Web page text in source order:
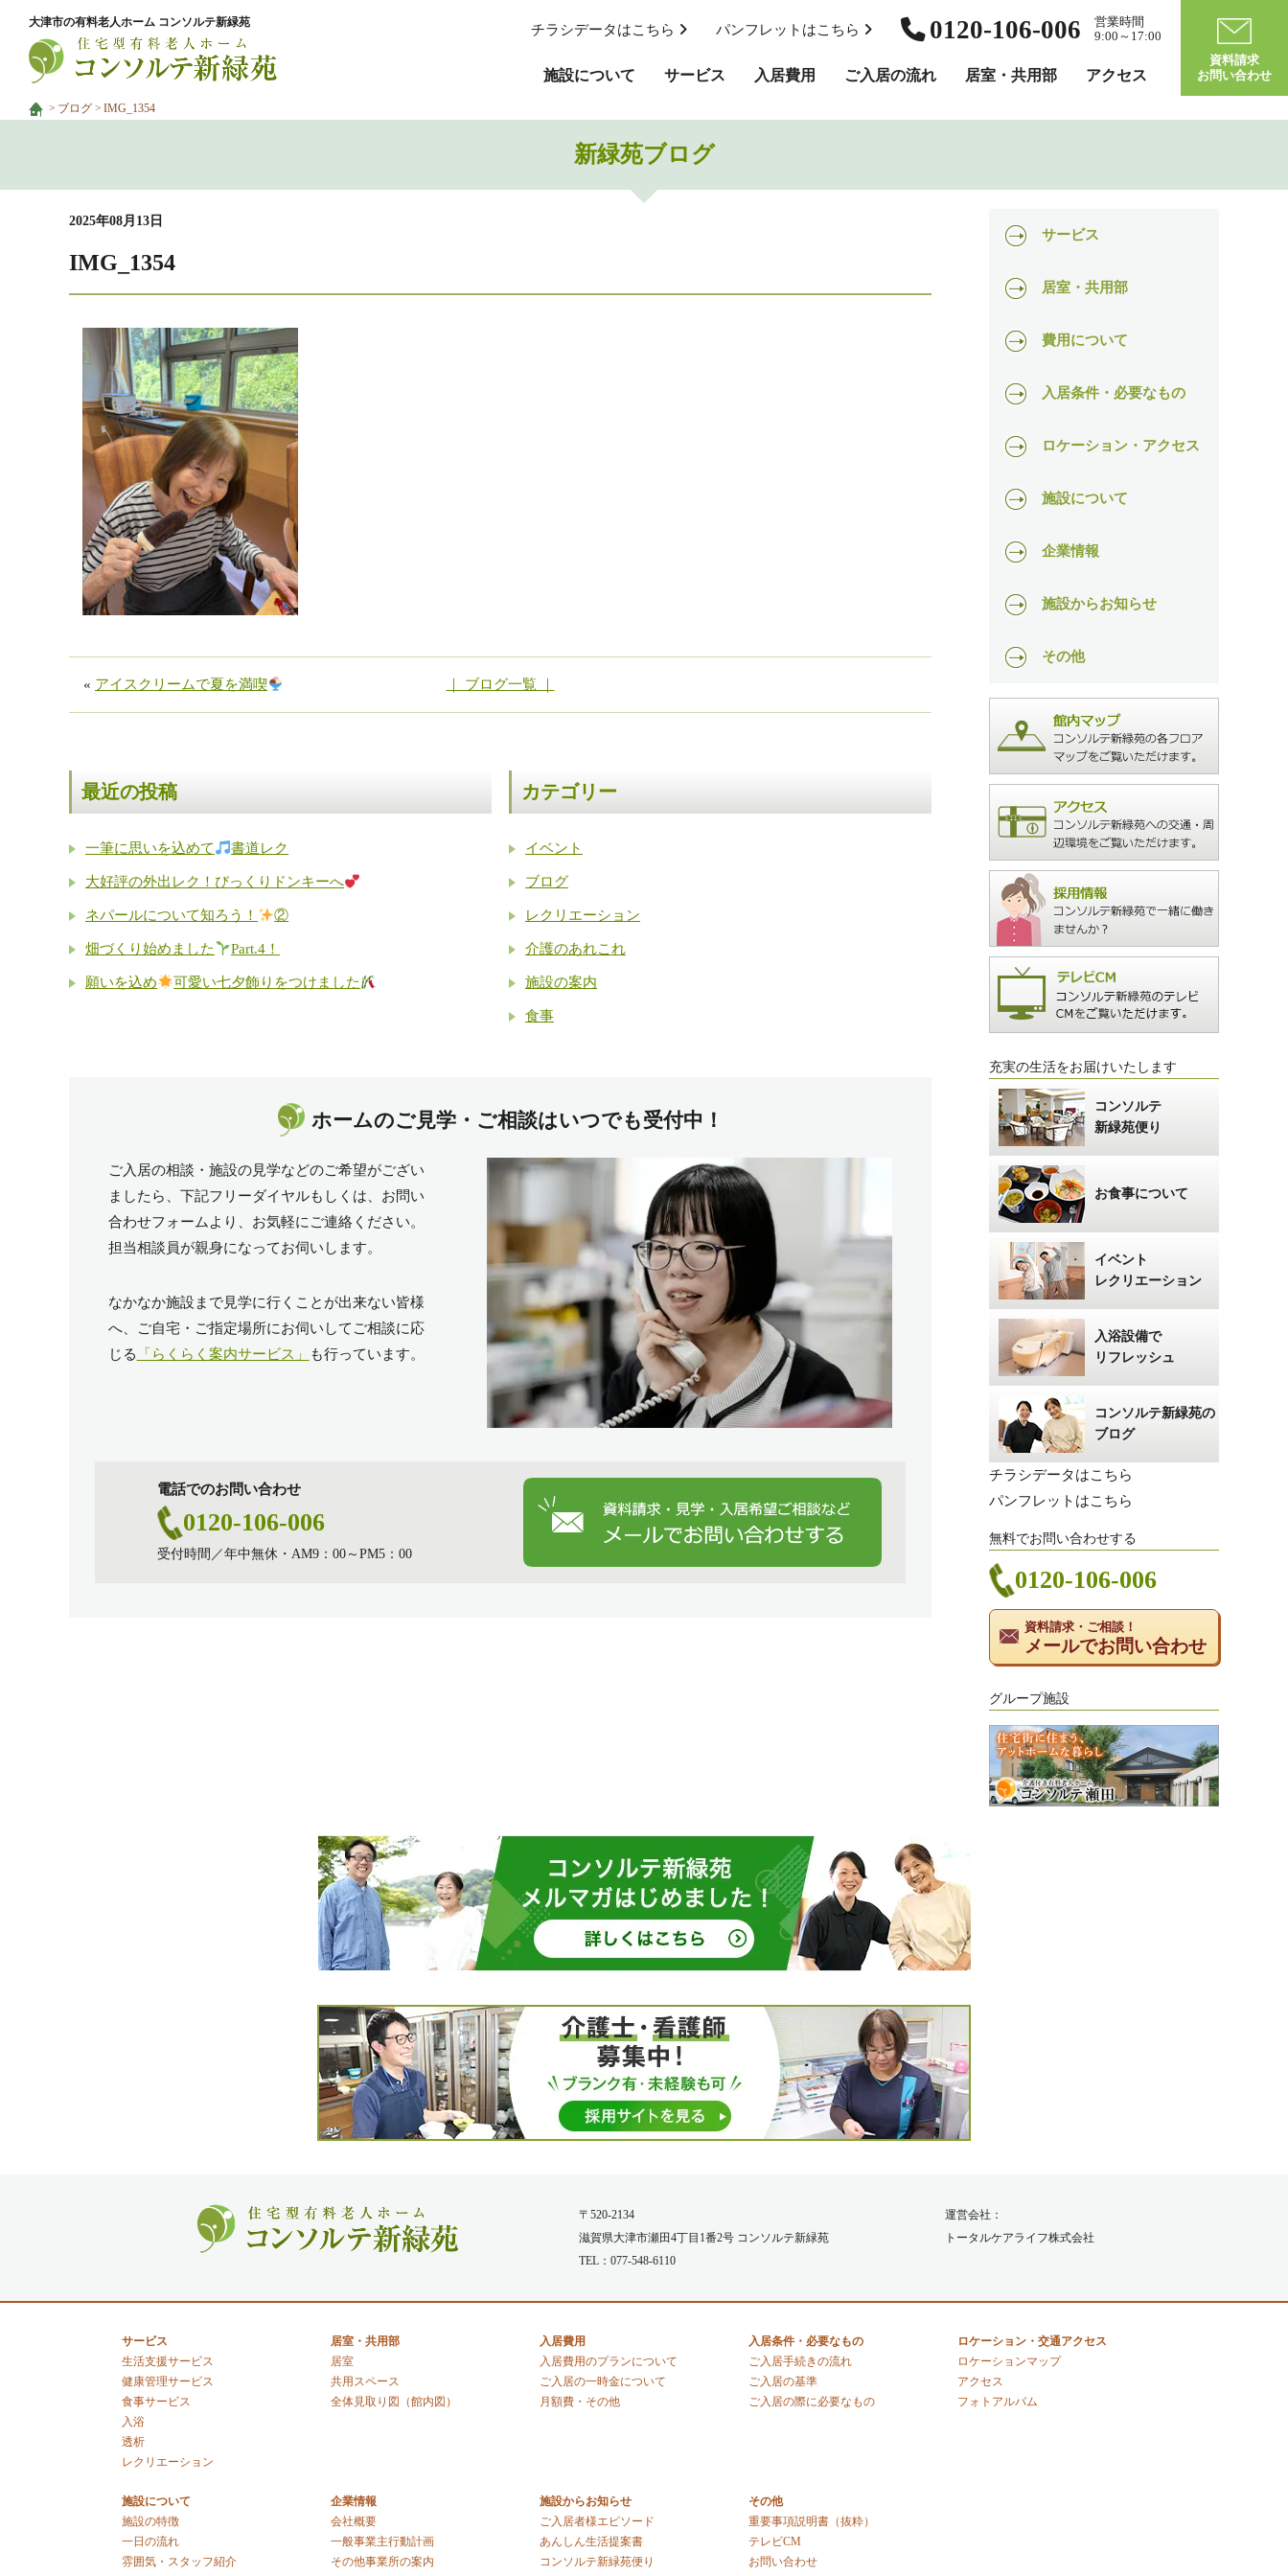
大津市の有料老人ホーム コンソルテ新緑苑 チラシデータはこちら パンフレットはこちら 0120-106-006
営業時間
9:00～17:00
施設について サービス 入居費用 ご入居の流れ 居室・共用部 アクセス
資料請求
お問い合わせ
ブログ IMG_1354
新緑苑ブログ
2025年08月13日
IMG_1354
« アイスクリームで夏を満喫 ｜ ブログ一覧 ｜
最近の投稿
一筆に思いを込めて 書道レク
大好評の外出レク！びっくりドンキーへ
ネパールについて知ろう！ ②
畑づくり始めました Part.4！
願いを込め 可愛い七夕飾りをつけました
カテゴリー
イベント
ブログ
レクリエーション
介護のあれこれ
施設の案内
食事
ホームのご見学・ ご相談はいつでも受付中！
ご入居の相談・施設の見学などのご希望がござい
ましたら、下記フリーダイヤルもしくは、お問い
合わせフォームより、お気軽にご連絡ください。
担当相談員が親身になってお伺いします。
なかなか施設まで見学に行くことが出来ない皆様
へ、ご自宅・ご指定場所にお伺いしてご相談に応
じる
「らくらく案内サービス」 も行っています。
電話でのお問い合わせ
0120-106-006
受付時間／年中無休・AM9：00～PM5：00
サービス
生活支援サービス
入浴
透析
居室・共用部
居室
費用について
入居費用のプランについて
入居条件・必要なもの
ご入居手続きの流れ
ロケーション・アクセス
ロケーション
施設について
施設の特徴
施設の概要
よくあるご質問
企業情報
会社概要
施設からお知らせ
あんしん生活提案書
コンソルテ新緑苑便り
その他
重要事項説明書（抜粋）
テレビCM
お問い合わせ
プライバシーポリシー
カスタマーハラスメント
サイトマップ
充実の生活をお届けいたします
コンソルテ
新緑苑便り
お食事について
イベント
レクリエーション
入浴設備で
リフレッシュ
コンソルテ新緑苑の
ブログ
チラシデータはこちら
パンフレットはこちら
無料でお問い合わせする
0120-106-006
資料請求・ご相談！
メールでお問い合わせ
グループ施設
〒520-2134
滋賀県大津市瀬田4丁目1番2号 コンソルテ新緑苑
TEL：077-548-6110
運営会社：
トータルケアライフ株式会社
サービス
生活支援サービス
健康管理サービス
食事サービス
入浴
透析
レクリエーション
居室・共用部
居室
共用スペース
全体見取り図（館内図）
入居費用
入居費用のプランについて
ご入居の一時金について
月額費・その他
入居条件・必要なもの
ご入居手続きの流れ
ご入居の基準
ご入居の際に必要なもの
ロケーション・交通アクセス
ロケーションマップ
アクセス
フォトアルバム
施設について
施設の特徴
一日の流れ
雰囲気・スタッフ紹介
企業情報
会社概要
一般事業主行動計画
その他事業所の案内
施設からお知らせ
ご入居者様エピソード
あんしん生活提案書
コンソルテ新緑苑便り
その他
重要事項説明書（抜粋）
テレビCM
お問い合わせ